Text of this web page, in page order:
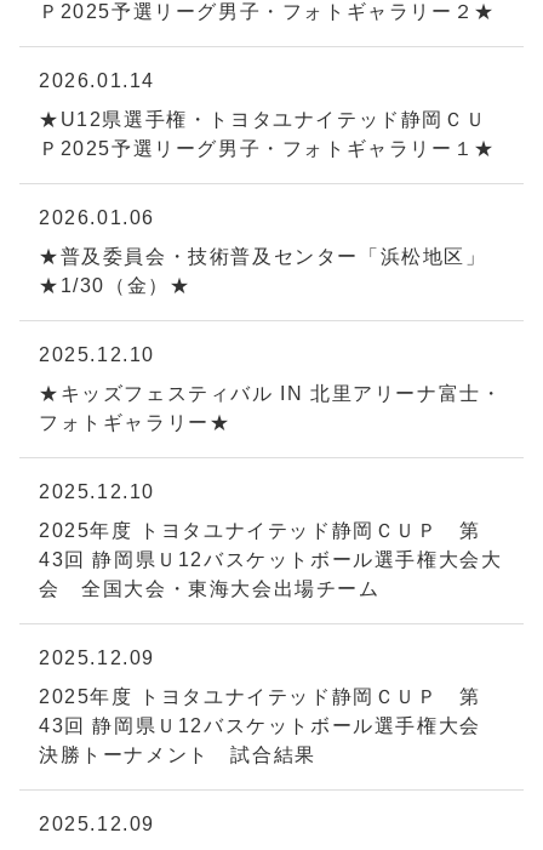
Ｐ2025予選リーグ男子・フォトギャラリー２★
2026.01.14
★U12県選手権・トヨタユナイテッド静岡ＣＵ
Ｐ2025予選リーグ男子・フォトギャラリー１★
2026.01.06
★普及委員会・技術普及センター「浜松地区」
★1/30（金）★
2025.12.10
★キッズフェスティバル IN 北里アリーナ富士・
フォトギャラリー★
2025.12.10
2025年度 トヨタユナイテッド静岡ＣＵＰ 第
43回 静岡県Ｕ12バスケットボール選手権大会大
会 全国大会・東海大会出場チーム
2025.12.09
2025年度 トヨタユナイテッド静岡ＣＵＰ 第
43回 静岡県Ｕ12バスケットボール選手権大会
決勝トーナメント 試合結果
2025.12.09